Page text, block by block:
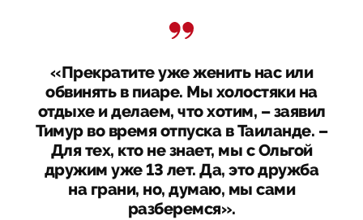
«Прекратите уже женить нас или
обвинять в пиаре. Мы холостяки на
отдыхе и делаем, что хотим, – заявил
Тимур во время отпуска в Таиланде. –
Для тех, кто не знает, мы с Ольгой
дружим уже 13 лет. Да, это дружба
на грани, но, думаю, мы сами
разберемся».